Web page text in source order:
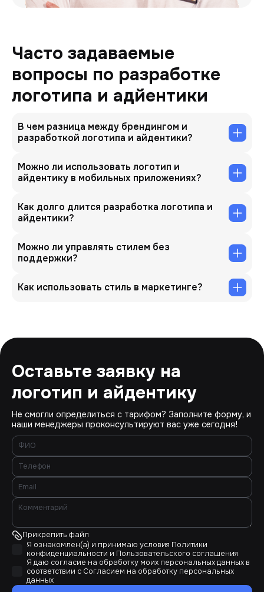
Часто задаваемые
вопросы по разработке
логотипа и адйентики
В чем разница между брендингом и
разработкой логотипа и айдентики?
Можно ли использовать логотип и
айдентику в мобильных приложениях?
Как долго длится разработка логотипа и
айдентики?
Можно ли управлять стилем без
поддержки?
Как использовать стиль в маркетинге?
Оставьте заявку на
логотип и айдентику
Не смогли определиться с тарифом? Заполните форму, и
наши менеджеры проконсультируют вас уже сегодня!
Прикрепить файл
Я ознакомлен(а) и принимаю условия Политики
конфиденциальности и Пользовательского соглашения
Я даю согласие на обработку моих персональных данных в
соответствии с Согласием на обработку персональных
данных